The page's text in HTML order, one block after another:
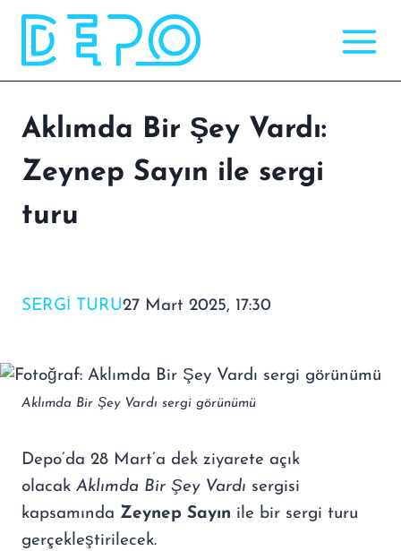
Skip
content
Aklımda Bir Şey Vardı:
Zeynep Sayın ile sergi
turu
SERGI TURU27 Mart 2025, 17:30
Aklımda Bir Şey Vardı sergi görünümü
Depo’da 28 Mart’a dek ziyarete açık
olacak Aklımda Bir Şey Vardı sergisi
kapsamında Zeynep Sayın ile bir sergi turu
gerçekleştirilecek.